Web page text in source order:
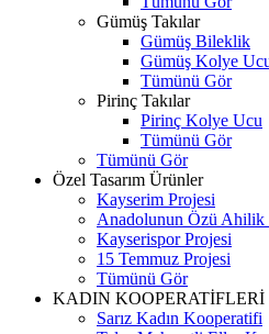
Gümüş Takılar
Gümüş Bileklik
Gümüş Kolye
Tümünü Gör
Pirinç Takılar
Pirinç Kolye Ucu
Tümünü Gör
Tümünü Gör
Özel Tasarım Ürünler
Kayserim Projesi
Anadolunun Özü Ahilik
Kayserispor Projesi
15 Temmuz Projesi
Tümünü Gör
KADIN KOOPERATİFLERİ
Sarız Kadın Kooperatifi